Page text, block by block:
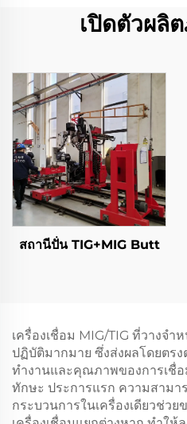
เปิดตัวผลิ
สถานีปั่น TIG+MIG Butt
เครื่องเชื่อม MIG/TIG ที่วางจำ
ปฏิบัติมากมาย ซึ่งส่งผลโดยตร
ทำงานและคุณภาพของการเชื่
ทักษะ ประการแรก ความสามา
กระบวนการในเครื่องเดียวช่ว